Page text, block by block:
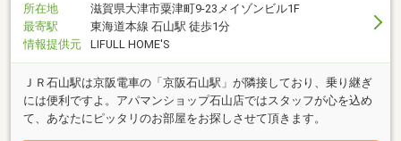
所在地
滋賀県大津市粟津町9-23メイゾンビル1F
最寄駅
東海道本線 石山駅 徒歩1分
情報提供元
LIFULL HOME'S
ＪＲ石山駅は京阪電車の「京阪石山駅」が隣接しており、乗り継ぎ
には便利ですよ。アパマンショップ石山店ではスタッフが心を込め
て、あなたにピッタリのお部屋をお探しさせて頂きます。